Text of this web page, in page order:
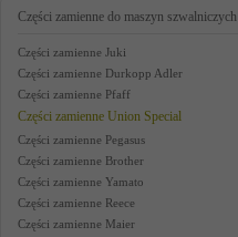
Części zamienne do maszyn szwalniczych
Części zamienne Juki
Części zamienne Durkopp Adler
Części zamienne Pfaff
Części zamienne Union Special
Części zamienne Pegasus
Części zamienne Brother
Części zamienne Yamato
Części zamienne Reece
Części zamienne Maier